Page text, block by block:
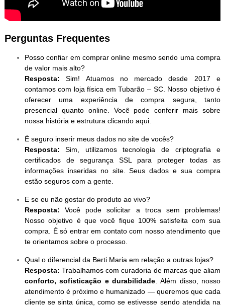
Perguntas Frequentes
Posso confiar em comprar online mesmo sendo uma compra
de valor mais alto?
Resposta: Sim! Atuamos no mercado desde 2017 e
contamos com loja física em Tubarão – SC. Nosso objetivo é
oferecer uma experiência de compra segura, tanto
presencial quanto online. Você pode conferir mais sobre
nossa história e estrutura clicando aqui.
É seguro inserir meus dados no site de vocês?
Resposta: Sim, utilizamos tecnologia de criptografia e
certificados de segurança SSL para proteger todas as
informações inseridas no site. Seus dados e sua compra
estão seguros com a gente.
E se eu não gostar do produto ao vivo?
Resposta: Você pode solicitar a troca sem problemas!
Nosso objetivo é que você fique 100% satisfeita com sua
compra. É só entrar em contato com nosso atendimento que
te orientamos sobre o processo.
Qual o diferencial da Berti Maria em relação a outras lojas?
Resposta: Trabalhamos com curadoria de marcas que aliam
conforto, sofisticação e durabilidade. Além disso, nosso
atendimento é próximo e humanizado — queremos que cada
cliente se sinta única, como se estivesse sendo atendida na